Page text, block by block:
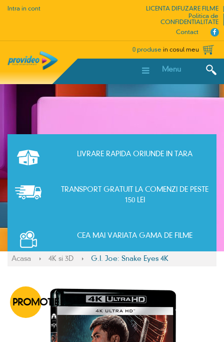
Intra in cont
LICENTA DIFUZARE FILME
Politica de
CONFIDENTIALITATE
Contact
0 produse in cosul meu
Menu
LIVRARE RAPIDA ORIUNDE IN TARA
TRANSPORT GRATUIT LA COMENZI DE PESTE
150 LEI
CEA MAI VARIATA GAMA DE FILME
Acasa 4K si 3D G.I. Joe: Snake Eyes 4K
PROMOTIE